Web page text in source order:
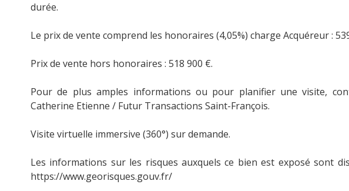
durée.
Le prix de vente comprend les honoraires (4,05%) charge Acquéreur :
Prix de vente hors honoraires : 518 900 €.
Pour de plus amples informations ou pour planifier une visite,
Catherine Etienne / Futur Transactions Saint-François.
Visite virtuelle immersive (360°) sur demande.
Les informations sur les risques auxquels ce bien est exposé sont
https://www.georisques.gouv.fr/